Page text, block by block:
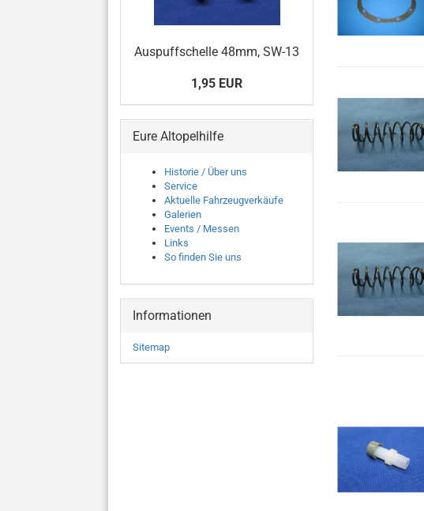
Auspuffschelle 48mm, SW-13
1,95 EUR
Eure Altopelhilfe
Historie / Über uns
Service
Aktuelle Fahrzeugverkäufe
Galerien
Events / Messen
Links
So finden Sie uns
Informationen
Sitemap